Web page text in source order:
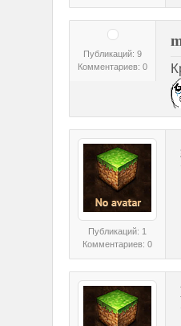
Публикаций: 9
Комментариев: 0
Публикаций: 1
Комментариев: 0